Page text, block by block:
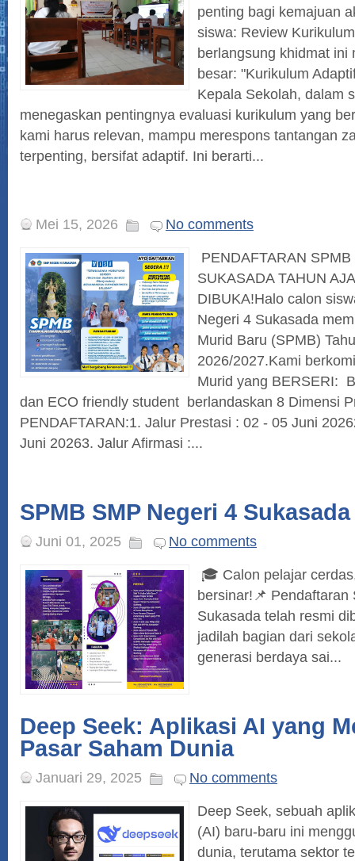
penting bagi kemajuan
siswa: Review
berlangsung khidmat ini
besar: "Kurikulum
Kepala Sekolah, dalam
menegaskan pentingnya evaluasi kurikulum yang
kami harus relevan, mampu merespons tantangan
terpenting, bersifat adaptif. Ini berarti...
Mei 15, 2026
No comments
PENDAFTARAN
SUKASADA TAHUN
DIBUKA!Halo calon
Negeri 4 Sukasada
Murid Baru (SPMB)
2026/2027.Kami
Murid yang BERSERI:
dan ECO friendly student berlandaskan 8 Dimensi
PENDAFTARAN:1. Jalur Prestasi : 02 - 05 Juni
Juni 20263. ⁠Jalur Afirmasi :...
SPMB SMP Negeri 4 Sukasada
Juni 01, 2025
No comments
🎓 Calon pelajar
bersinar!📌
Sukasada telah resmi
jadilah bagian dari
generasi berdaya sai...
Deep Seek: Aplikasi AI yang
Pasar Saham Dunia
Januari 29, 2025
No comments
Deep Seek, sebuah
(AI) baru-baru ini
dunia, terutama sektor